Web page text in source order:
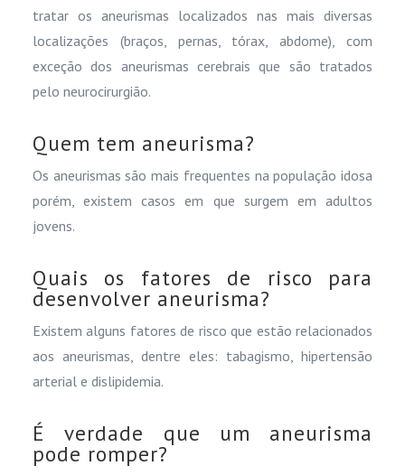
tratar os aneurismas localizados nas mais diversas
localizações (braços, pernas, tórax, abdome), com
exceção dos aneurismas cerebrais que são tratados
pelo neurocirurgião.
Quem tem aneurisma?
Os aneurismas são mais frequentes na população idosa
porém, existem casos em que surgem em adultos
jovens.
Quais os fatores de risco para
desenvolver aneurisma?
Existem alguns fatores de risco que estão relacionados
aos aneurismas, dentre eles: tabagismo, hipertensão
arterial e dislipidemia.
​É verdade que um aneurisma
pode romper?